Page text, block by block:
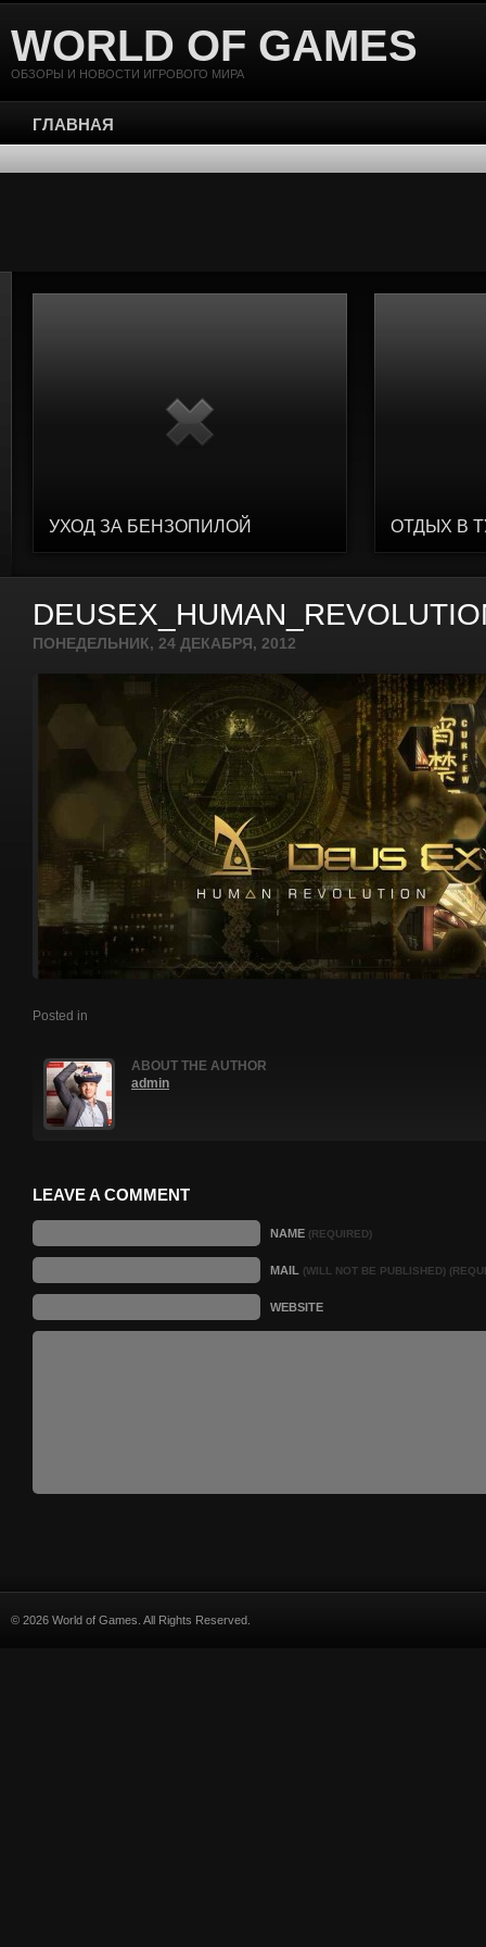
WORLD OF GAMES
ОБЗОРЫ И НОВОСТИ ИГРОВОГО МИРА
ГЛАВНАЯ
УХОД ЗА БЕНЗОПИЛОЙ ОТДЫХ В
ПОНЕДЕЛЬНИК, 24 ДЕКАБРЯ, 2012
Posted in
ABOUT THE AUTHOR
admin
LEAVE A COMMENT
NAME (REQUIRED)
MAIL (WILL NOT BE PUBLISHED)
WEBSITE
© 2026 World of Games. All Rights Reserved.